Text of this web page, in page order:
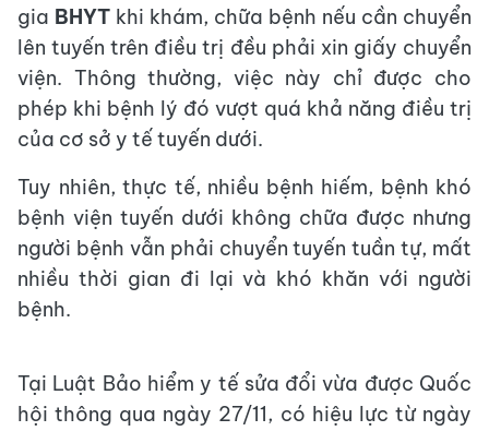
gia BHYT khi khám, chữa bệnh nếu cần chuyển
lên tuyến trên điều trị đều phải xin giấy chuyển
viện. Thông thường, việc này chỉ được cho
phép khi bệnh lý đó vượt quá khả năng điều trị
của cơ sở y tế tuyến dưới.
Tuy nhiên, thực tế, nhiều bệnh hiếm, bệnh khó
bệnh viện tuyến dưới không chữa được nhưng
người bệnh vẫn phải chuyển tuyến tuần tự, mất
nhiều thời gian đi lại và khó khăn với người
bệnh.
Tại Luật Bảo hiểm y tế sửa đổi vừa được Quốc
hội thông qua ngày 27/11, có hiệu lực từ ngày